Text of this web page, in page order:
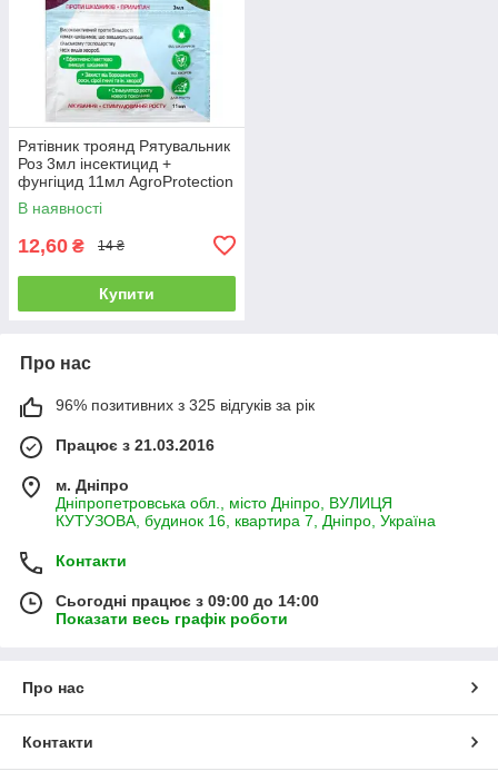
Рятівник троянд Рятувальник
Роз 3мл інсектицид +
фунгіцид 11мл AgroProtection
В наявності
12,60 ₴ 14 ₴
Купити
Про нас
96% позитивних з 325 відгуків за рік
Працює з 21.03.2016
м. Дніпро
Дніпропетровська обл., місто Дніпро, ВУЛИЦЯ
КУТУЗОВА, будинок 16, квартира 7, Дніпро, Україна
Контакти
Сьогодні працює з 09:00 до 14:00
Показати весь графік роботи
Про нас
Контакти